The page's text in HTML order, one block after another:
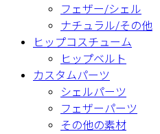
フェザー/シェル
ナチュラル/その他
ヒップコスチューム
ヒップベルト
カスタムパーツ
シェルパーツ
フェザーパーツ
その他の素材